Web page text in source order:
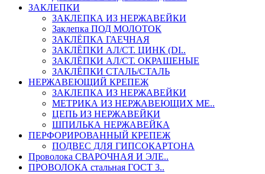
ЗАКЛЕПКИ
ЗАКЛЕПКА ИЗ НЕРЖАВЕЙКИ
Заклепка ПОД МОЛОТОК
ЗАКЛЁПКА ГАЕЧНАЯ
ЗАКЛЁПКИ АЛ/СТ. ЦИНК (DI..
ЗАКЛЁПКИ АЛ/СТ. ОКРАШЕНЫЕ
ЗАКЛЁПКИ СТАЛЬ/СТАЛЬ
НЕРЖАВЕЮЩИЙ КРЕПЕЖ
ЗАКЛЕПКА ИЗ НЕРЖАВЕЙКИ
МЕТРИКА ИЗ НЕРЖАВЕЮЩИХ МЕ..
ЦЕПЬ ИЗ НЕРЖАВЕЙКИ
ШПИЛЬКА НЕРЖАВЕЙКА
ПЕРФОРИРОВАННЫЙ КРЕПЕЖ
ПОДВЕС ДЛЯ ГИПСОКАРТОНА
Проволока СВАРОЧНАЯ И ЭЛЕ..
ПРОВОЛОКА стальная ГОСТ 3..